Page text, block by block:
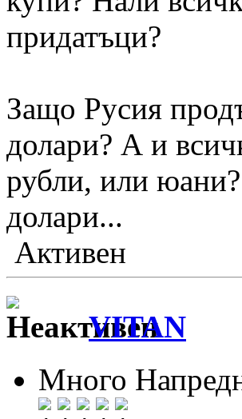
придатъци?
Защо Русия
долари? А и
рубли, или
долари...
Активен
VITAN
Много